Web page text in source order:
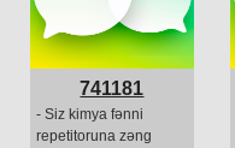
741181
- Siz kimya fənni
repetitoruna zəng